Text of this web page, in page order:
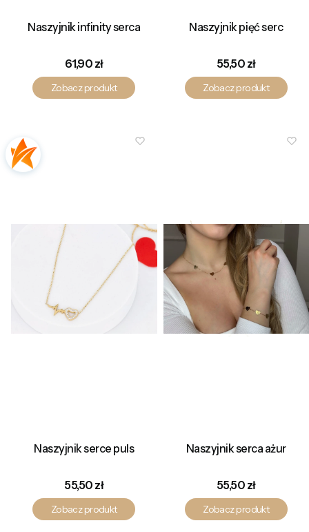
Naszyjnik infinity serca
Cena
61,90 zł
Zobacz produkt
Naszyjnik pięć serc
Cena
55,50 zł
Zobacz produkt
Naszyjnik serce puls
Cena
55,50 zł
Zobacz produkt
Naszyjnik serca ażur
Cena
55,50 zł
Zobacz produkt